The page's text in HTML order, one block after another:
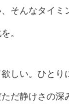
そんなタイミ
。
しい。ひとり
だ静けさの深